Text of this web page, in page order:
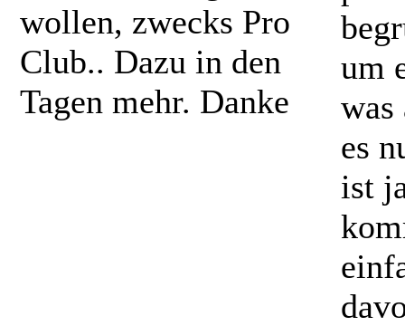
wollen, zwecks Pro
Club.. Dazu in den
Tagen mehr. Danke
um
was
es
ist